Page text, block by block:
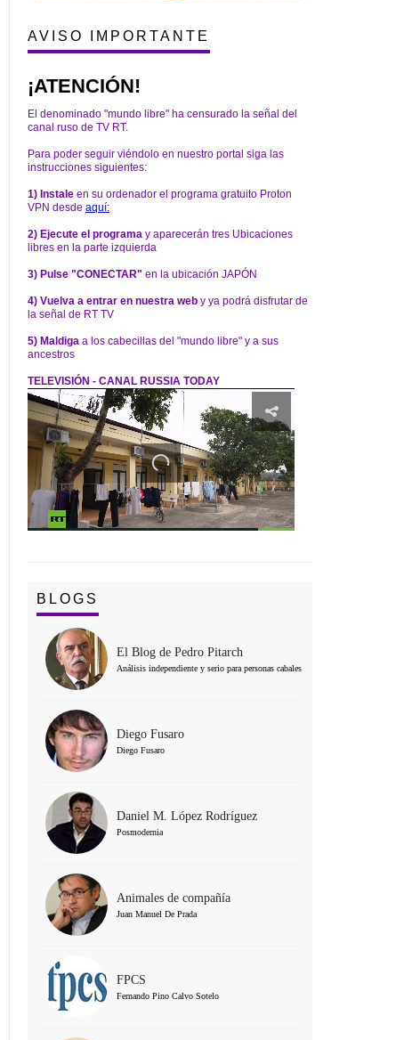
AVISO IMPORTANTE
¡ATENCIÓN!
El denominado "mundo libre" ha censurado la señal del
canal ruso de TV RT.
Para poder seguir viéndolo en nuestro portal siga las
instrucciones siguientes:
1) Instale en su ordenador el programa gratuito Proton
VPN desde aquí:
2) Ejecute el programa y aparecerán tres Ubicaciones
libres en la parte izquierda
3) Pulse "CONECTAR" en la ubicación JAPÓN
4) Vuelva a entrar en nuestra web y ya podrá disfrutar de
la señal de RT TV
5) Maldiga a los cabecillas del "mundo libre" y a sus
ancestros
TELEVISIÓN - CANAL RUSSIA TODAY
BLOGS
El Blog de Pedro Pitarch
Análisis independiente y serio para personas cabales
Diego Fusaro
Diego Fusaro
Daniel M. López Rodríguez
Posmodernia
Animales de compañía
Juan Manuel De Prada
FPCS
Fernando Pino Calvo Sotelo